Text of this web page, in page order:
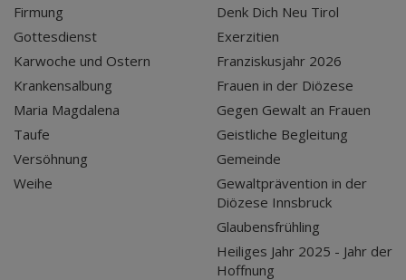
Firmung
Gottesdienst
Karwoche und Ostern
Krankensalbung
Maria Magdalena
Taufe
Versöhnung
Weihe
Denk Dich Neu Tirol
Exerzitien
Franziskusjahr 2026
Frauen in der Diözese
Gegen Gewalt an Frauen
Geistliche Begleitung
Gemeinde
Gewaltprävention in der
Diözese Innsbruck
Glaubensfrühling
Heiliges Jahr 2025 - Jahr der
Hoffnung